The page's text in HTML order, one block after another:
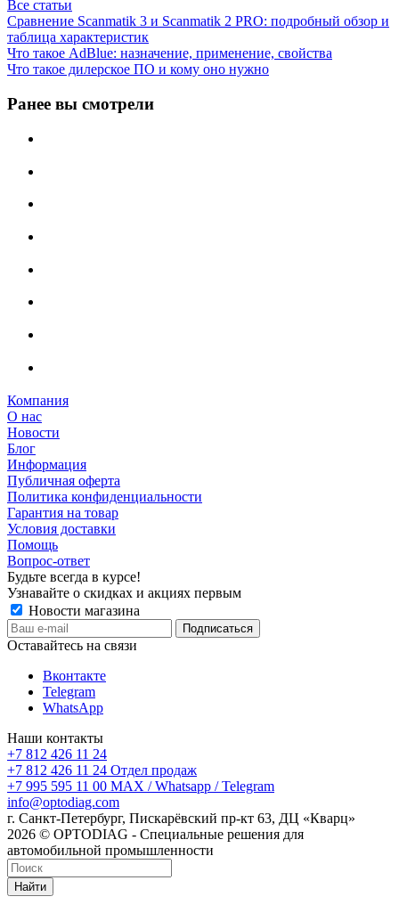
Все статьи
Сравнение Scanmatik 3 и Scanmatik 2 PRO: подробный обзор и
таблица характеристик
Что такое AdBlue: назначение, применение, свойства
Что такое дилерское ПО и кому оно нужно
Ранее вы смотрели
Компания
О нас
Новости
Блог
Информация
Публичная оферта
Политика конфиденциальности
Гарантия на товар
Условия доставки
Помощь
Вопрос-ответ
Будьте всегда в курсе!
Узнавайте о скидках и акциях первым
Новости магазина
Оставайтесь на связи
Вконтакте
Telegram
WhatsApp
Наши контакты
+7 812 426 11 24
+7 812 426 11 24 Отдел продаж
+7 995 595 11 00 MAX / Whatsapp / Telegram
info@optodiag.com
г. Санкт-Петербург, Пискарёвский пр-кт 63, ДЦ «Кварц»
2026 © OPTODIAG - Специальные решения для
автомобильной промышленности
Найти